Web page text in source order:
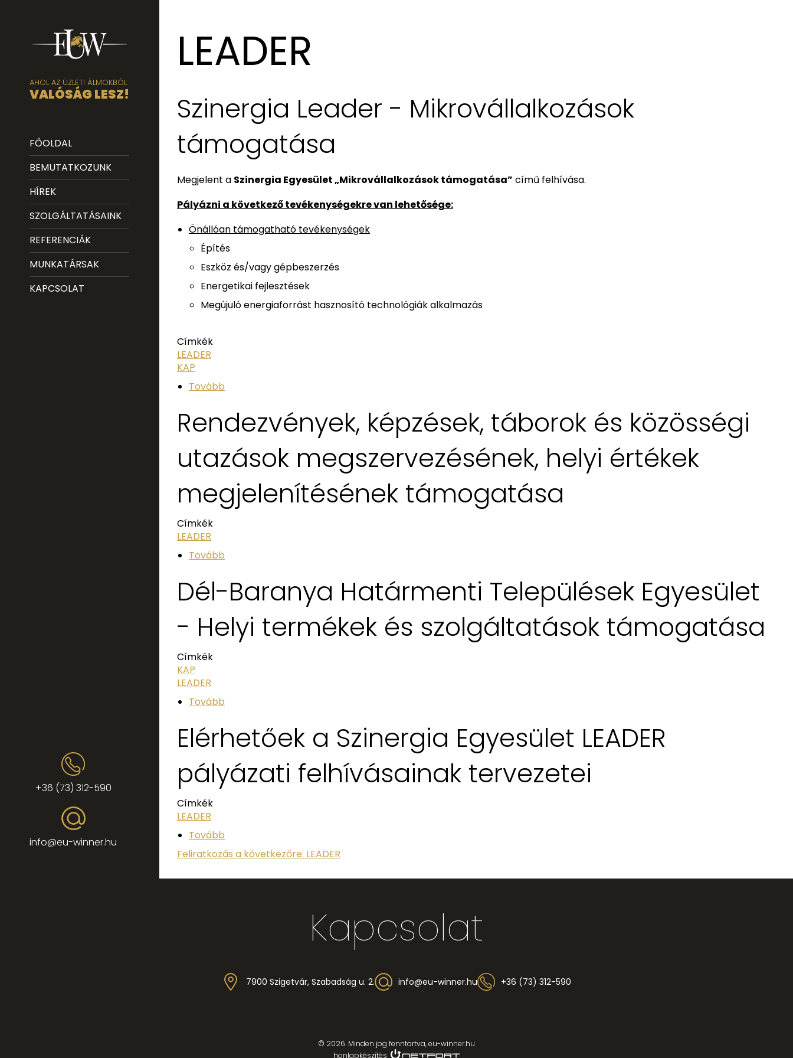
AHOL AZ ÜZLETI ÁLMOKBÓL
VALÓSÁG LESZ!
FŐOLDAL
BEMUTATKOZUNK
HÍREK
SZOLGÁLTATÁSAINK
REFERENCIÁK
MUNKATÁRSAK
KAPCSOLAT
+36 (73) 312-590
info@eu-winner.hu
LEADER
Szinergia Leader - Mikrovállalkozások
támogatása
Megjelent a Szinergia Egyesület „Mikrovállalkozások támogatása” című felhívása.
Pályázni a következő tevékenységekre van lehetősége:
Önállóan támogatható tevékenységek
Építés
Eszköz és/vagy gépbeszerzés
Energetikai fejlesztések
Megújuló energiaforrást hasznosító technológiák alkalmazás
Címkék
LEADER
KAP
Tovább
Rendezvények, képzések, táborok és közösségi
utazások megszervezésének, helyi értékek
megjelenítésének támogatása
Címkék
LEADER
Tovább
Dél-Baranya Határmenti Települések Egyesület
- Helyi termékek és szolgáltatások támogatása
Címkék
KAP
LEADER
Tovább
Elérhetőek a Szinergia Egyesület LEADER
pályázati felhívásainak tervezetei
Címkék
LEADER
Tovább
Feliratkozás a következőre: LEADER
Kapcsolat
7900 Szigetvár, Szabadság u. 2. info@eu-winner.hu +36 (73) 312-590
© 2026. Minden jog fenntartva, eu-winner.hu
honlapkészítés